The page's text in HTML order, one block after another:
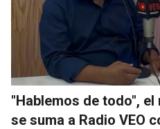
"Hablemos de todo",
se suma a Radio VEO